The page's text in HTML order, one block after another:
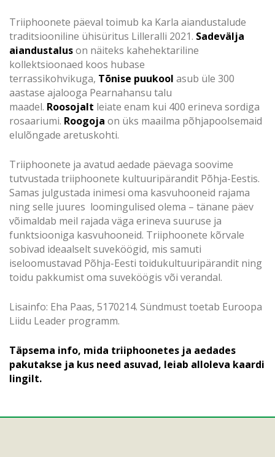
Triiphoonete päeval toimub ka Karla aiandustalude
traditsiooniline ühisüritus Lilleralli 2021. Sadevälja
aiandustaluson näiteks kahehektariline
kollektsioonaed koos hubase
terrassikohvikuga, Tõnise puukool asub üle 300
aastase ajalooga Pearnahansu talu
maadel. Roosojalt leiate enam kui 400 erineva sordiga
rosaariumi. Roogoja on üks maailma põhjapoolsemaid
elulõngade aretuskohti.
Triiphoonete ja avatud aedade päevaga soovime
tutvustada triiphoonete kultuuripärandit Põhja-Eestis.
Samas julgustada inimesi oma kasvuhooneid rajama
ning selle juures loomingulised olema – tänane päev
võimaldab meil rajada väga erineva suuruse ja
funktsiooniga kasvuhooneid. Triiphoonete kõrvale
sobivad ideaalselt suveköögid, mis samuti
iseloomustavad Põhja-Eesti toidukultuuripärandit ning
toidu pakkumist oma suveköögis või verandal.
Lisainfo: Eha Paas, 5170214. Sündmust toetab Euroopa
Liidu Leader programm.
Täpsema info, mida triiphoonetes ja aedades
pakutakse ja kus need asuvad, leiab alloleva kaardi
lingilt.